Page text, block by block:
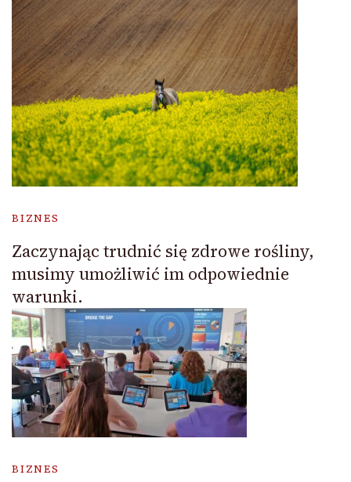
BIZNES
Zaczynając trudnić się zdrowe rośliny,
musimy umożliwić im odpowiednie
warunki.
BIZNES